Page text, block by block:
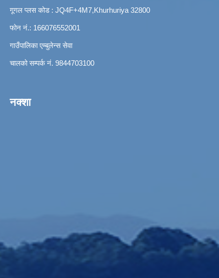
गूगल प्लस कोड : JQ4F+4M7,Khurhuriya 32800
फोन नं.: 166076552001
गाउँपालिका एम्बुलेन्स सेवा
चालको सम्पर्क नं. 9844703100
नक्शा